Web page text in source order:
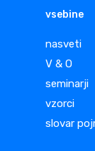
vsebine
nasveti
V & O
seminarji
vzorci
slovar